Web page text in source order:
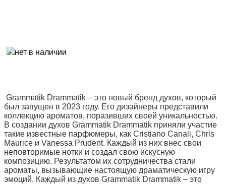
Grammatik Drammatik – это новый бренд духов, который
был запущен в 2023 году. Его дизайнеры представили
коллекцию ароматов, поразивших своей уникальностью.
В создании духов Grammatik Drammatik приняли участие
такие известные парфюмеры, как Cristiano Canali, Chris
Maurice и Vanessa Prudent. Каждый из них внес свои
неповторимые нотки и создал свою искусную
композицию. Результатом их сотрудничества стали
ароматы, вызывающие настоящую драматическую игру
эмоций. Каждый из духов Grammatik Drammatik – это